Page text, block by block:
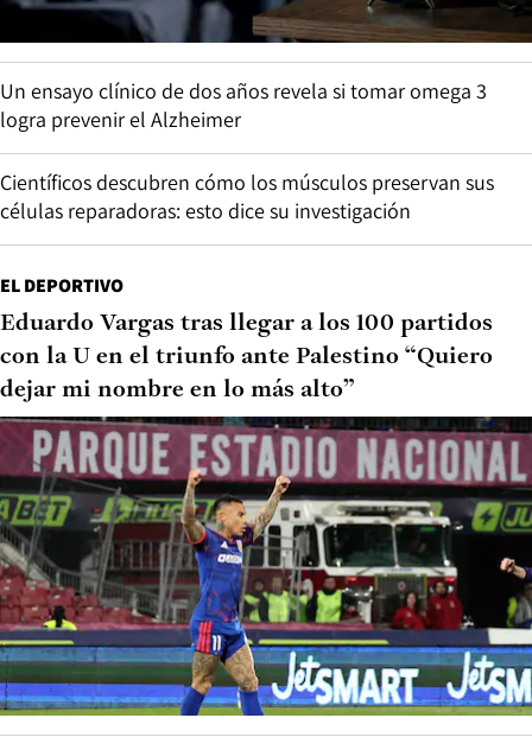
Un ensayo clínico de dos años revela si tomar omega 3
logra prevenir el Alzheimer
Científicos descubren cómo los músculos preservan sus
células reparadoras: esto dice su investigación
EL DEPORTIVO
Eduardo Vargas tras llegar a los 100 partidos
con la U en el triunfo ante Palestino “Quiero
dejar mi nombre en lo más alto”